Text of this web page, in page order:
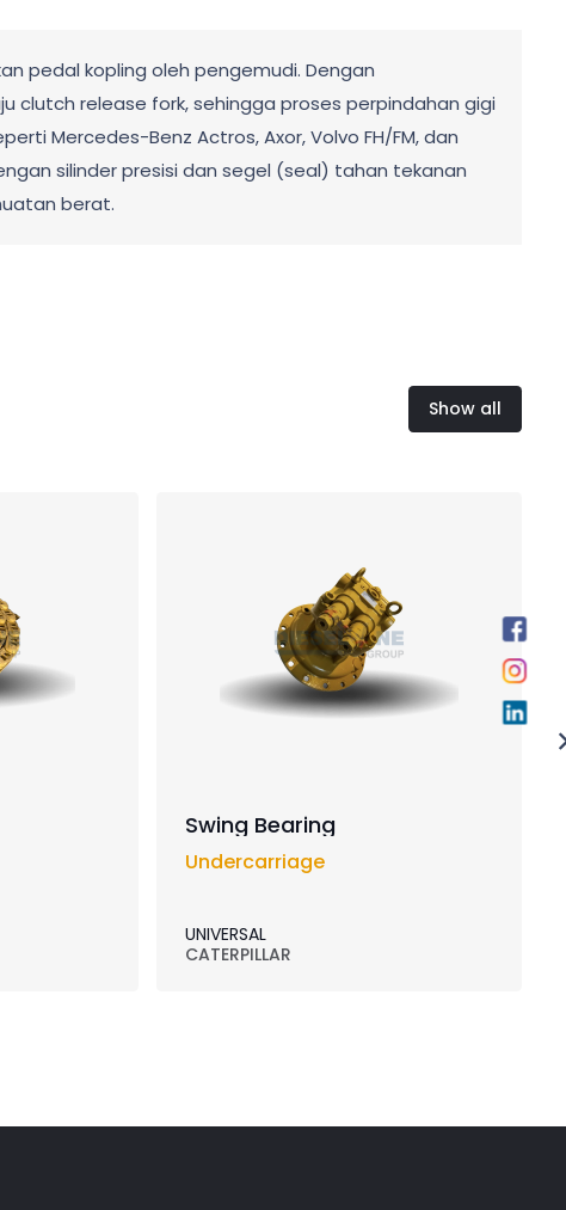
pedal kopling oleh pengemudi. Dengan
clutch release fork, sehingga proses perpindahan gigi
Mercedes-Benz Actros, Axor, Volvo FH/FM, dan
silinder presisi dan segel (seal) tahan tekanan
berat.
Show all
Swing Bearing
Undercarriage
UNIVERSAL
CATERPILLAR